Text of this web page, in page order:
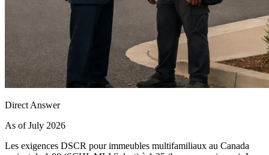
Direct Answer
As of July 2026
Les exigences DSCR pour immeubles multifamiliaux au Canada